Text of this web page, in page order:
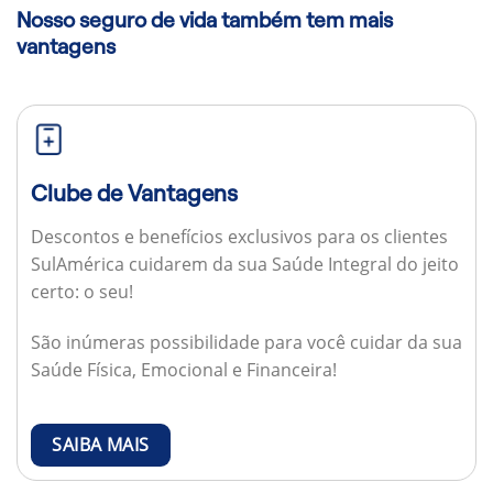
Nosso seguro de vida também tem mais
vantagens
Clube de Vantagens
Descontos e benefícios exclusivos para os clientes
SulAmérica cuidarem da sua Saúde Integral do jeito
certo: o seu!
São inúmeras possibilidade para você cuidar da sua
Saúde Física, Emocional e Financeira!
SAIBA MAIS